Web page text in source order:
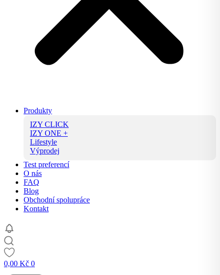
Produkty
IZY CLICK
IZY ONE +
Lifestyle
Výprodej
Test preferencí
O nás
FAQ
Blog
Obchodní spolupráce
Kontakt
0,00 Kč 0